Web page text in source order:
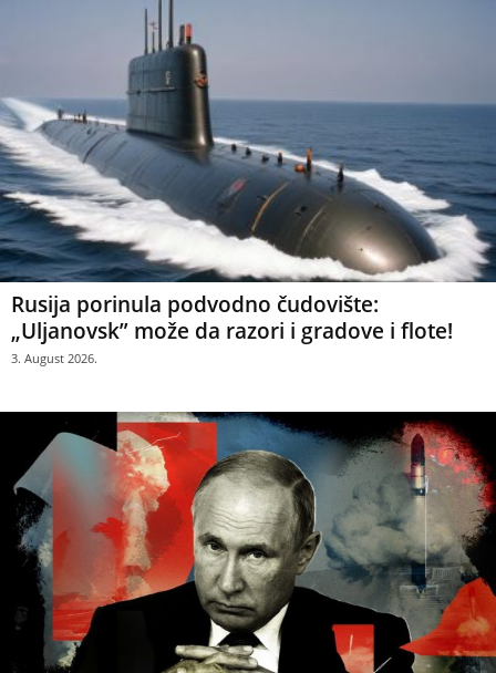
Rusija porinula podvodno čudovište:
„Uljanovsk” može da razori i gradove i flote!
3. August 2026.